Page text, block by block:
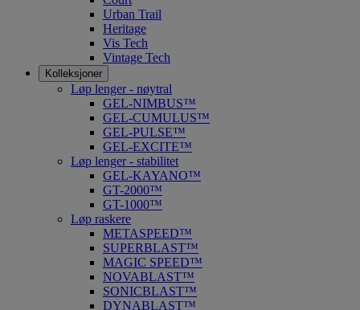
Urban Trail
Heritage
Vis Tech
Vintage Tech
Kolleksjoner
Løp lenger - nøytral
GEL-NIMBUS™
GEL-CUMULUS™
GEL-PULSE™
GEL-EXCITE™
Løp lenger - stabilitet
GEL-KAYANO™
GT-2000™
GT-1000™
Løp raskere
METASPEED™
SUPERBLAST™
MAGIC SPEED™
NOVABLAST™
SONICBLAST™
DYNABLAST™